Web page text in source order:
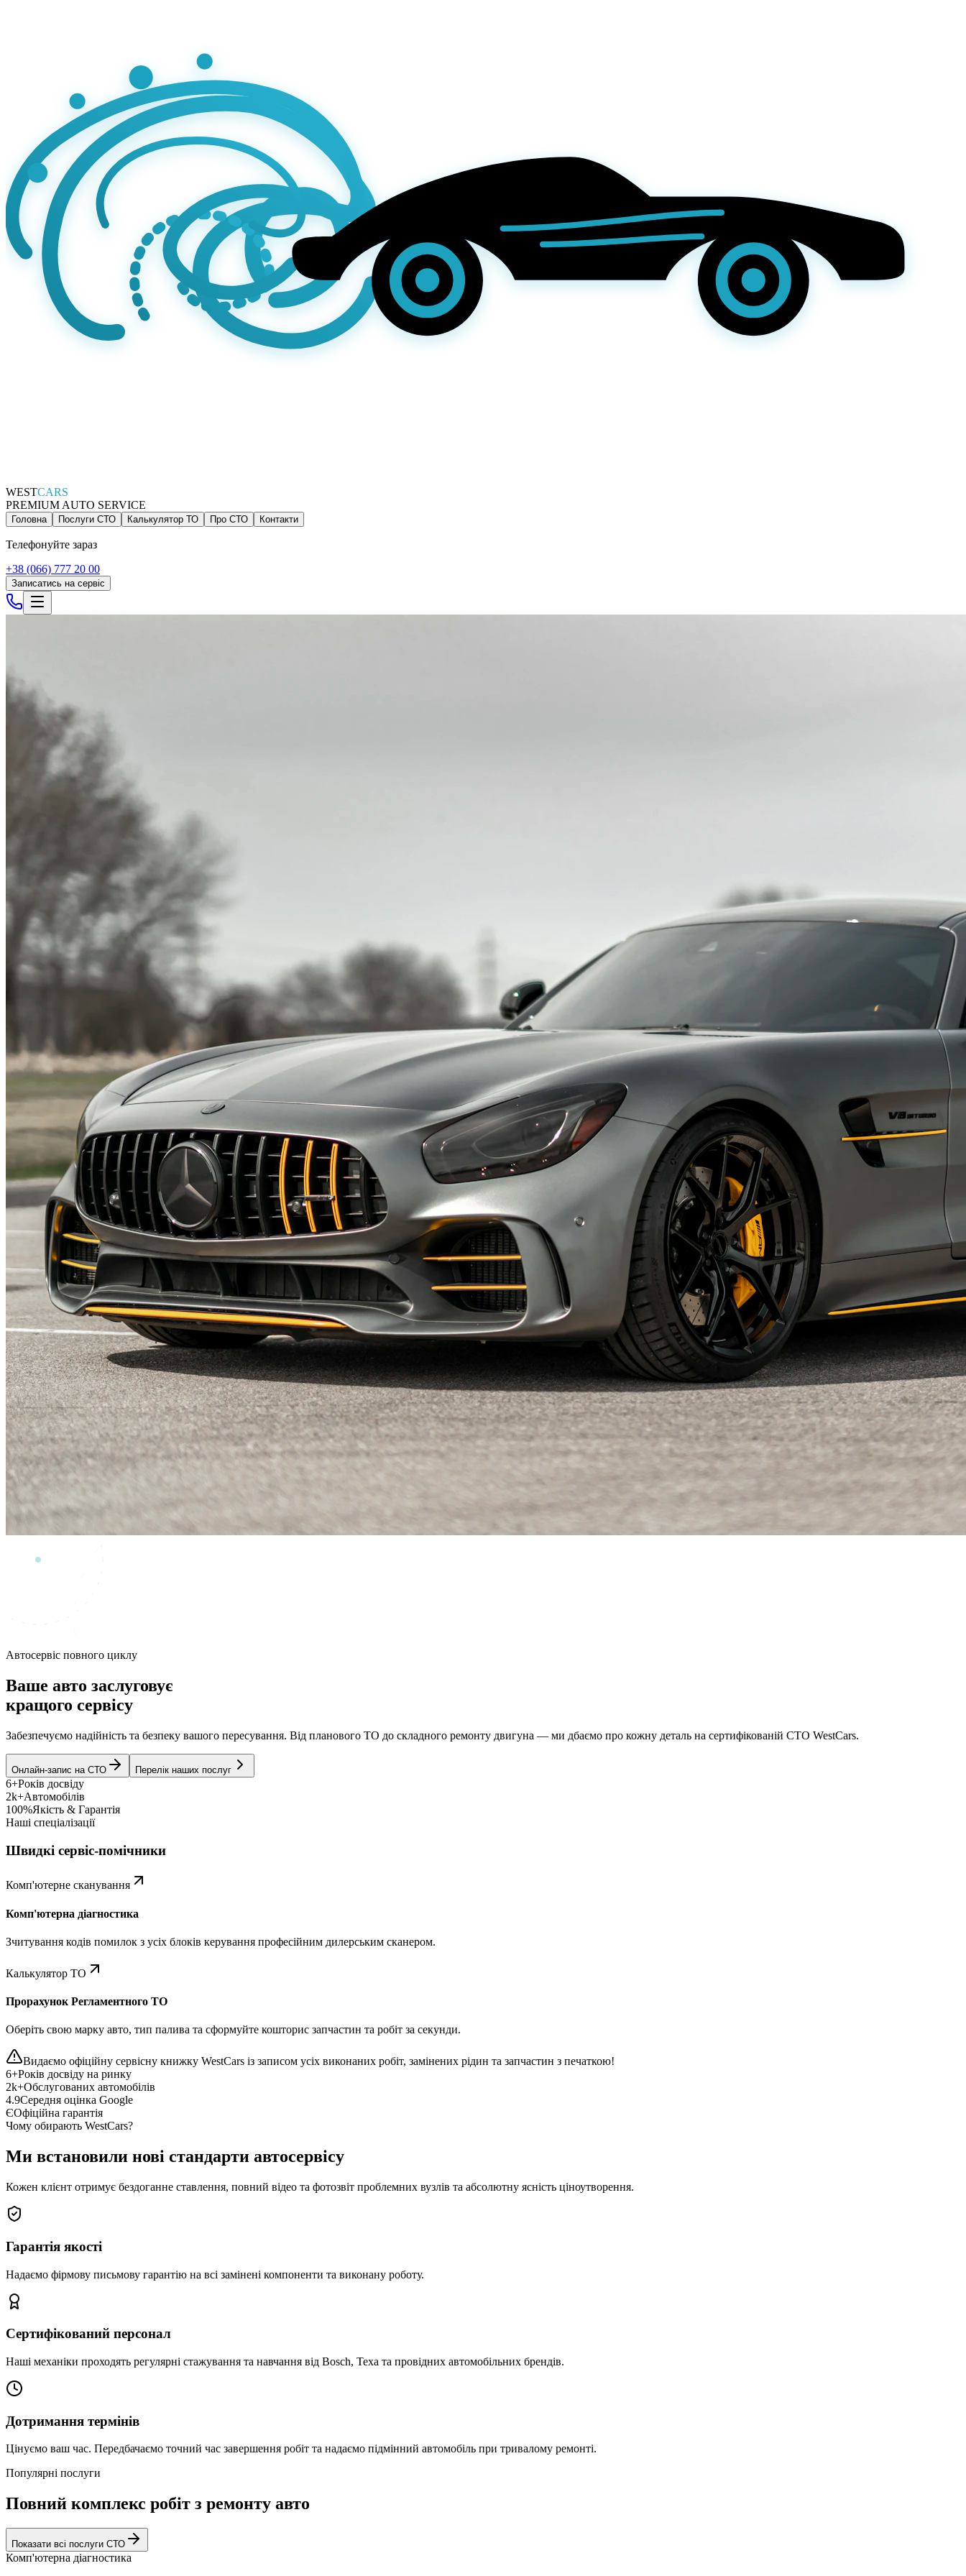
WESTCARS
PREMIUM AUTO SERVICE
Головна Послуги СТО Калькулятор ТО Про СТО Контакти
Телефонуйте зараз
+38 (066) 777 20 00
Записатись на сервіс
Автосервіс повного циклу
Ваше авто заслуговує
кращого сервісу
Забезпечуємо надійність та безпеку вашого пересування. Від планового ТО до складного ремонту двигуна — ми дбаємо про кожну деталь на сертифікованій СТО WestCars.
Онлайн-запис на СТО Перелік наших послуг
6+Років досвіду
2k+Автомобілів
100%Якість & Гарантія
Наші спеціалізації
Швидкі сервіс-помічники
Комп'ютерне сканування
Комп'ютерна діагностика
Зчитування кодів помилок з усіх блоків керування професійним дилерським сканером.
Калькулятор ТО
Прорахунок Регламентного ТО
Оберіть свою марку авто, тип палива та сформуйте кошторис запчастин та робіт за секунди.
Видаємо офіційну сервісну книжку WestCars із записом усіх виконаних робіт, замінених рідин та запчастин з печаткою!
6+Років досвіду на ринку
2k+Обслугованих автомобілів
4.9Середня оцінка Google
ЄОфіційна гарантія
Чому обирають WestCars?
Ми встановили нові стандарти автосервісу
Кожен клієнт отримує бездоганне ставлення, повний відео та фотозвіт проблемних вузлів та абсолютну ясність ціноутворення.
Гарантія якості
Надаємо фірмову письмову гарантію на всі замінені компоненти та виконану роботу.
Сертифікований персонал
Наші механіки проходять регулярні стажування та навчання від Bosch, Texa та провідних автомобільних брендів.
Дотримання термінів
Цінуємо ваш час. Передбачаємо точний час завершення робіт та надаємо підмінний автомобіль при тривалому ремонті.
Популярні послуги
Повний комплекс робіт з ремонту авто
Показати всі послуги СТО
Комп'ютерна діагностика